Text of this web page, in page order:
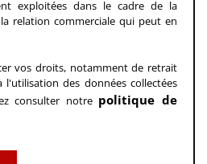
exploitées dans le cadre de la
relation commerciale qui peut en
vos droits, notamment de retrait
des données collectées
consulter notre politique de